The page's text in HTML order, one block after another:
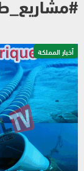
أخبار المملكة